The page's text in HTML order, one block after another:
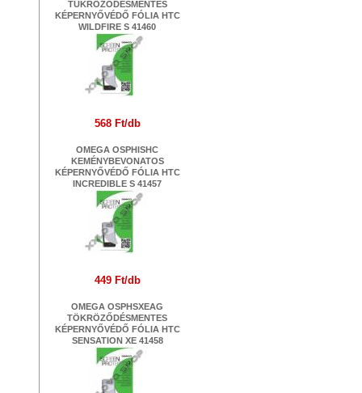
TÜKRÖZŐDÉSMENTES
KÉPERNYŐVÉDŐ FÓLIA HTC
WILDFIRE S 41460
568 Ft/db
OMEGA OSPHISHC
KEMÉNYBEVONATOS
KÉPERNYŐVÉDŐ FÓLIA HTC
INCREDIBLE S 41457
449 Ft/db
OMEGA OSPHSXEAG
TÖKRÖZŐDÉSMENTES
KÉPERNYŐVÉDŐ FÓLIA HTC
SENSATION XE 41458